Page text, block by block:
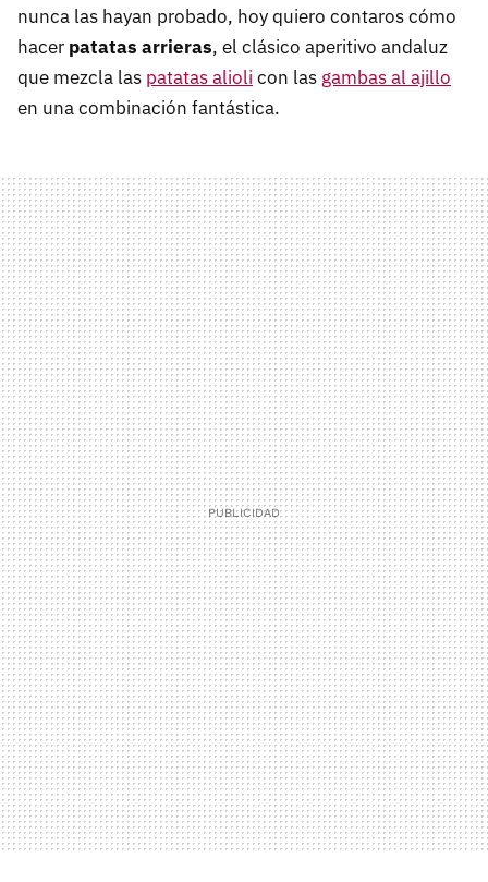
nunca las hayan probado, hoy quiero contaros cómo
hacer patatas arrieras, el clásico aperitivo andaluz
que mezcla las patatas alioli con lasgambas al ajillo
en una combinación fantástica.